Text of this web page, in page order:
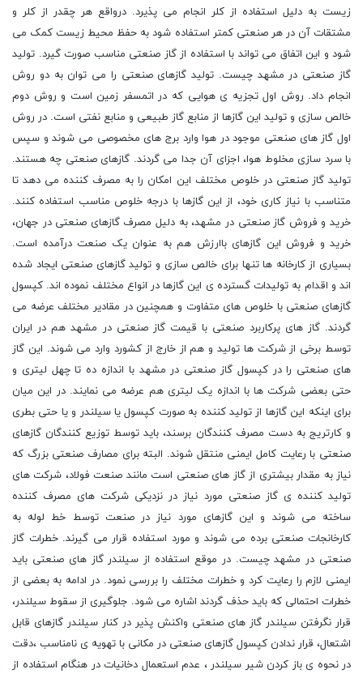
زیست به دلیل استفاده از کلر انجام می پذیرد. درواقع هر چقدر از کلر و
مشتقات آن در هر صنعتی کمتر استفاده شود به حفظ محیط زیست کمک می
شود و این اتفاق می تواند با استفاده از گاز صنعتی مناسب صورت گیرد. تولید
گاز صنعتی در مشهد چیست. تولید گازهای صنعتی را می توان به دو روش
انجام داد. روش اول تجزیه ی هوایی که در اتمسفر زمین است و روش دوم
خالص سازی و تولید این گازها از منابع گاز طبیعی و منابع نفتی است. در روش
اول گاز های صنعتی موجود در هوا وارد برج های مخصوصی می شوند و سپس
با سرد سازی مخلوط هوا، اجزای آن جدا می گردند. گازهای صنعتی چه هستند.
تولید گاز صنعتی در خلوص مختلف این امکان را به مصرف کننده می دهد تا
متناسب با نیاز کاری خود، از این گازها با درجه خلوص مناسب استفاده کنند.
خرید و فروش گاز صنعتی در مشهد، به دلیل مصرف گازهای صنعتی در جهان،
خرید و فروش این گازهای باارزش هم به عنوان یک صنعت درآمده است.
بسیاری از کارخانه ها تنها برای خالص سازی و تولید گازهای صنعتی ایجاد شده
اند و اقدام به تولیدات گسترده ی این گازها در انواع مختلف نموده اند. کپسول
گازهای صنعتی با خلوص های متفاوت و همچنین در مقادیر مختلف عرضه می
گردند. گاز های پرکاربرد صنعتی با قیمت گاز صنعتی در مشهد هم در ایران
توسط برخی از شرکت ها تولید و هم از خارج از کشورد وارد می شوند. این گاز
های صنعتی را در کپسول گاز صنعتی در مشهد با اندازه ده تا چهل لیتری و
حتی بعضی شرکت ها با اندازه یک لیتری هم عرضه می نمایند. در این میان
برای اینکه این گازها از تولید کننده به صورت کپسول یا سیلندر و یا حتی بطری
و کارتریج به دست مصرف کنندگان برسند، باید توسط توزیع کنندگان گازهای
صنعتی با رعایت کامل ایمنی منتقل شوند. البته برای مصارف صنعتی بزرگ که
نیاز به مقدار بیشتری از گاز های صنعتی است مانند صنعت فولاد، شرکت های
تولید کننده ی گاز صنعتی مورد نیاز در نزدیکی شرکت های مصرف کننده
ساخته می شوند و این گازهای مورد نیاز در صنعت توسط خط لوله به
کارخانجات صنعتی برده می شوند و مورد استفاده قرار می گیرند. خطرات گاز
صنعتی در مشهد چیست. در موقع استفاده از سیلندر گاز های صنعتی باید
ایمنی لازم را رعایت کرد و خطرات مختلف را بررسی نمود. در ادامه به بعضی از
خطرات احتمالی که باید حذف گردند اشاره می شود. جلوگیری از سقوط سیلندر،
قرار نگرفتن سیلندر گاز های صنعتی واکنش پذیر در کنار سیلندر گازهای قابل
اشتعال، قرار ندادن کپسول گازهای صنعتی در مکانی با تهویه ی نامناسب ،دقت
در نحوه ی باز کردن شیر سیلندر ، عدم استعمال دخانیات در هنگام استفاده از